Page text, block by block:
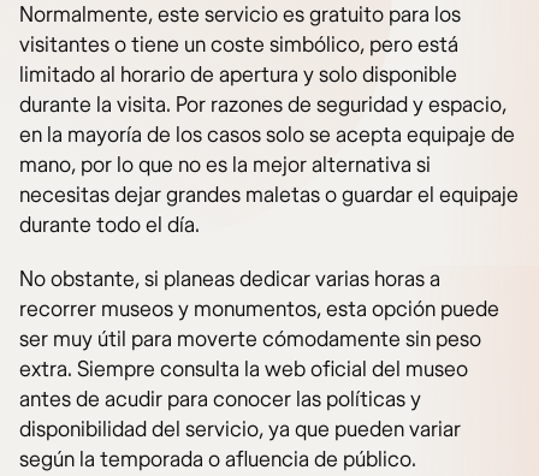
Normalmente, este servicio es gratuito para los
visitantes o tiene un coste simbólico, pero está
limitado al horario de apertura y solo disponible
durante la visita. Por razones de seguridad y espacio,
en la mayoría de los casos solo se acepta equipaje de
mano, por lo que no es la mejor alternativa si
necesitas dejar grandes maletas o guardar el equipaje
durante todo el día.
No obstante, si planeas dedicar varias horas a
recorrer museos y monumentos, esta opción puede
ser muy útil para moverte cómodamente sin peso
extra. Siempre consulta la web oficial del museo
antes de acudir para conocer las políticas y
disponibilidad del servicio, ya que pueden variar
según la temporada o afluencia de público.